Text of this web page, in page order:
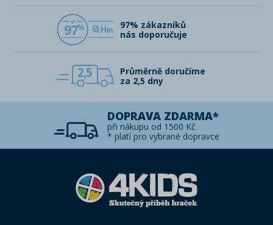
97
97% zákazníků
nás doporučuje
2,5
Průměrně doručíme
za 2,5 dny
DOPRAVA ZDARMA*
při nákupu od 1500 Kč
* platí pro vybrané dopravce